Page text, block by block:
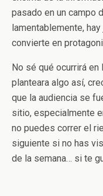
pasado en un campo
lamentablemente,
convierte en
No sé qué ocurrirá en
planteara algo así,
que la audiencia se
sitio, especialmente
no puedes correr el
siguiente si no has
de la semana… si te